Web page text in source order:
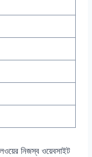
নিজস্ব ওয়েবসাইট